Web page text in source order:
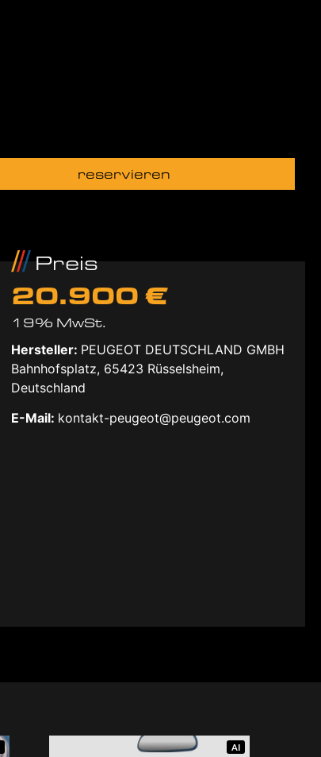
reservieren
Preis
20.900 €
19% MwSt.
Hersteller: PEUGEOT DEUTSCHLAND GMBH
Bahnhofsplatz, 65423 Rüsselsheim,
Deutschland
E-Mail: kontakt-peugeot@peugeot.com
AI